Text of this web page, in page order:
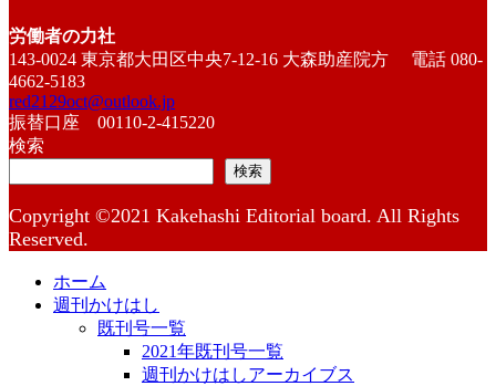
労働者の力社
143-0024 東京都大田区中央7-12-16 大森助産院方 電話 080-
4662-5183
red2129oct@outlook.jp
振替口座 00110-2-415220
検索
検索
Copyright ©2021 Kakehashi Editorial board. All Rights
Reserved.
ホーム
週刊かけはし
既刊号一覧
2021年既刊号一覧
週刊かけはしアーカイブス